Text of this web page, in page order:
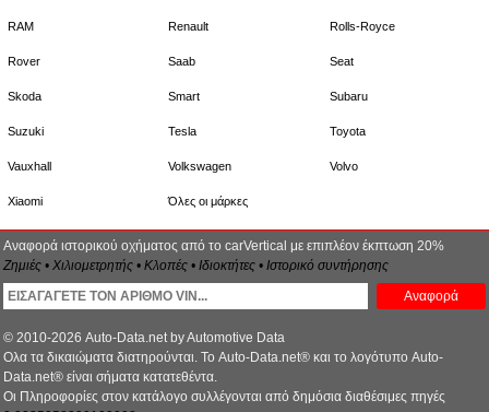
RAM Renault Rolls-Royce
Rover Saab Seat
Skoda Smart Subaru
Suzuki Tesla Toyota
Vauxhall Volkswagen Volvo
Xiaomi Όλες οι μάρκες
Αναφορά ιστορικού οχήματος από το carVertical με επιπλέον έκπτωση 20%
Ζημιές • Χιλιομετρητής • Κλοπές • Ιδιοκτήτες • Ιστορικό συντήρησης
Αναφορά
© 2010-2026 Auto-Data.net by Automotive Data
Ολα τα δικαιώματα διατηρούνται. Το Auto-Data.net® και το λογότυπο Auto-
Data.net® είναι σήματα κατατεθέντα.
Οι Πληροφορίες στον κατάλογο συλλέγονται από δημόσια διαθέσιμες πηγές